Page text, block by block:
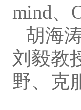
mind、
胡海
刘毅教
野、克